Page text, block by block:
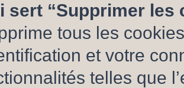
sert “Supprimer les
tous les
et votre
telles que